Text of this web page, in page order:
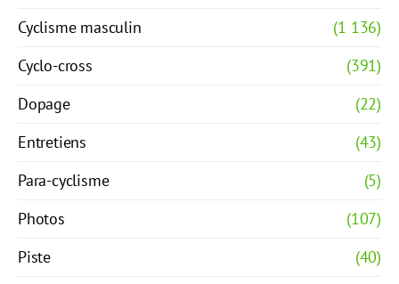
Cyclisme masculin
(1 136)
Cyclo-cross
(391)
Dopage
(22)
Entretiens
(43)
Para-cyclisme
(5)
Photos
(107)
Piste
(40)